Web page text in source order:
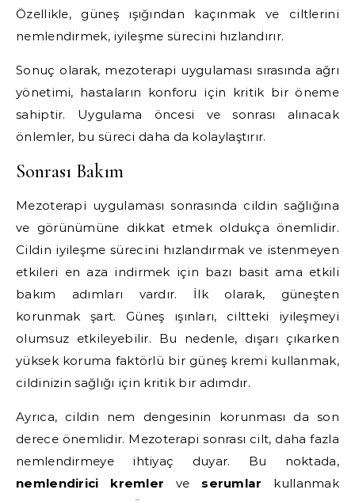
Özellikle, güneş ışığından kaçınmak ve ciltlerini
nemlendirmek, iyileşme sürecini hızlandırır.
Sonuç olarak, mezoterapi uygulaması sırasında ağrı
yönetimi, hastaların konforu için kritik bir öneme
sahiptir. Uygulama öncesi ve sonrası alınacak
önlemler, bu süreci daha da kolaylaştırır.
Sonrası Bakım
Mezoterapi uygulaması sonrasında cildin sağlığına
ve görünümüne dikkat etmek oldukça önemlidir.
Cildin iyileşme sürecini hızlandırmak ve istenmeyen
etkileri en aza indirmek için bazı basit ama etkili
bakım adımları vardır. İlk olarak, güneşten
korunmak şart. Güneş ışınları, ciltteki iyileşmeyi
olumsuz etkileyebilir. Bu nedenle, dışarı çıkarken
yüksek koruma faktörlü bir güneş kremi kullanmak,
cildinizin sağlığı için kritik bir adımdır.
Ayrıca, cildin nem dengesinin korunması da son
derece önemlidir. Mezoterapi sonrası cilt, daha fazla
nemlendirmeye ihtiyaç duyar. Bu noktada,
nemlendirici kremler ve serumlar kullanmak